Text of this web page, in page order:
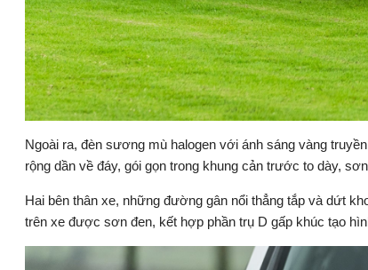
Ngoài ra, đèn sương mù halogen với ánh sáng vàng
rộng dần về đáy, gói gọn trong khung cản trước to dày,
Hai bên thân xe, những đường gân nổi thẳng tắp và dứt
trên xe được sơn đen, kết hợp phần trụ D gấp khúc tạo